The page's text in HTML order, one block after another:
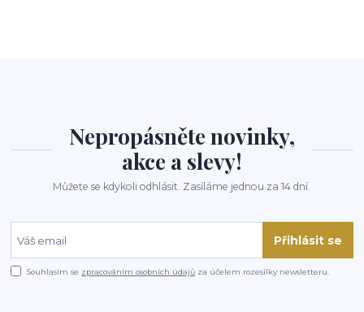
Nepropásněte novinky,
akce a slevy!
Můžete se kdykoli odhlásit. Zasíláme jednou za 14 dní.
Přihlásit se
Souhlasím se zpracováním osobních údajů za účelem rozesílky newsletteru.